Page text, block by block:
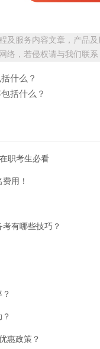
及服务内容文章，产品及
络，若侵权请与我们联系
什么？
括什么？
职考生必看
用！
有哪些技巧？
惠政策？